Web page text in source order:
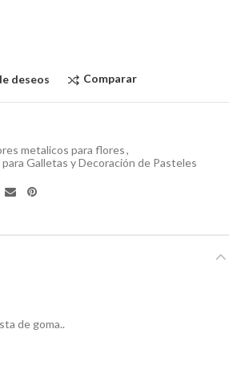
deseos Comparar
metalicos para flores,
Galletas y Decoración de Pasteles
de goma..